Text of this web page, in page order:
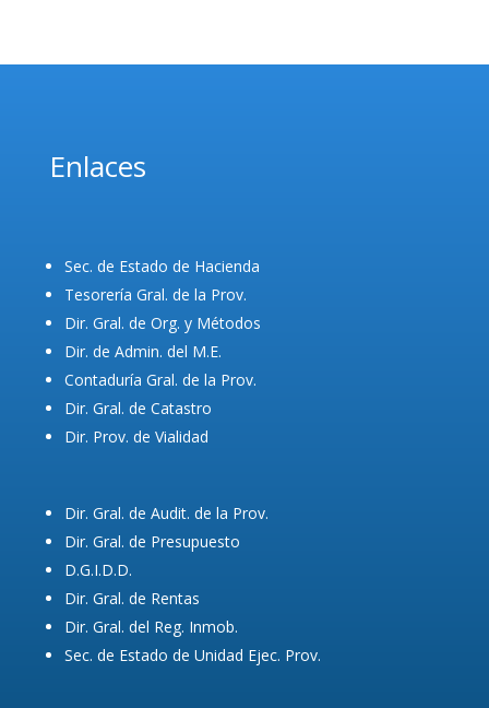
Enlaces
Sec. de Estado de Hacienda
Tesorería Gral. de la Prov.
Dir. Gral. de Org. y Métodos
Dir. de Admin. del M.E.
Contaduría Gral. de la Prov.
Dir. Gral. de Catastro
Dir. Prov. de Vialidad
Dir. Gral. de Audit. de la Prov.
Dir. Gral. de Presupuesto
D.G.I.D.D.
Dir. Gral. de Rentas
Dir. Gral. del Reg. Inmob.
Sec. de Estado de Unidad Ejec. Prov.